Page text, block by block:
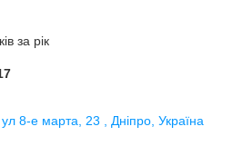
за рік
8-е марта, 23 , Дніпро, Україна